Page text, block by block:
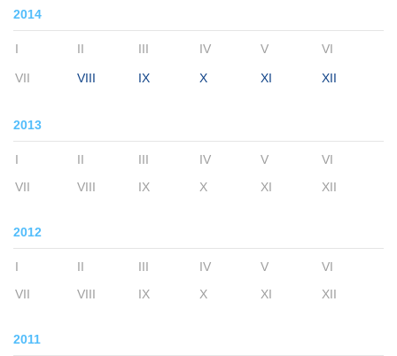
2014
I II III IV V VI
VII VIII IX X XI XII
2013
I II III IV V
VI
VII
VIII IX X XI XII
2012
I II III IV V
VI
VII
VIII IX X XI XII
2011